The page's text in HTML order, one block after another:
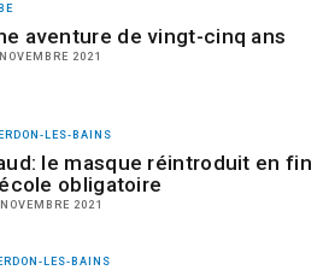
aventure de vingt-cinq ans
2021
LES-BAINS
le masque réintroduit en fin
obligatoire
2021
LES-BAINS